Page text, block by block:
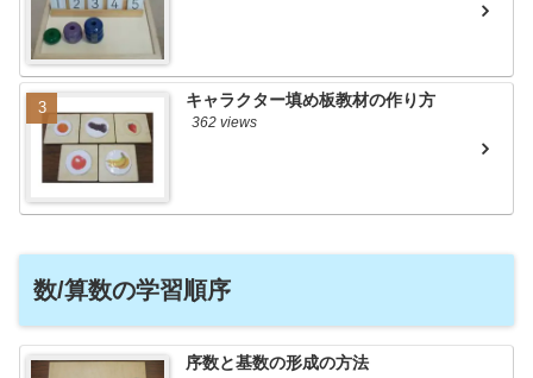
キャラクター填め板教材の作り方
362 views
数/算数の学習順序
序数と基数の形成の方法